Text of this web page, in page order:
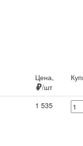
Цена,
/шт
1 535